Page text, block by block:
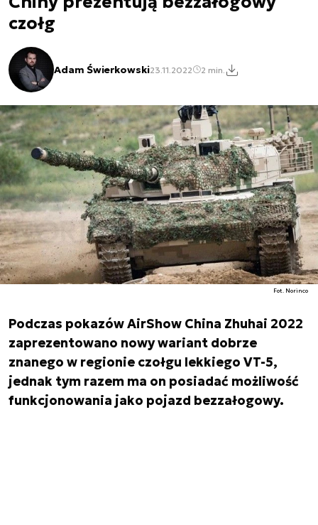
czołg
Adam Świerkowski23.11.2022 2 min.
Fot. Norinco
Podczas pokazów AirShow China Zhuhai 2022
zaprezentowano nowy wariant dobrze
znanego w regionie czołgu lekkiego VT-5,
jednak tym razem ma on posiadać możliwość
funkcjonowania jako pojazd bezzałogowy.